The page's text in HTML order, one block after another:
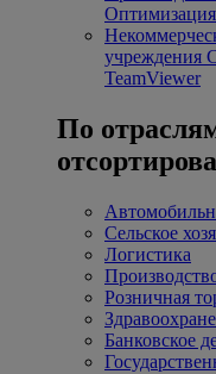
учреждения
TeamViewer
По
Сельское
Логистика
Розничная
Банковское